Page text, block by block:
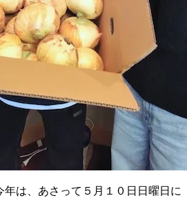
年は、あさって５月１０日日曜日に